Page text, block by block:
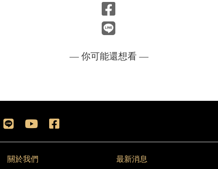
— 你可能還想看 —
關於我們 最新消息